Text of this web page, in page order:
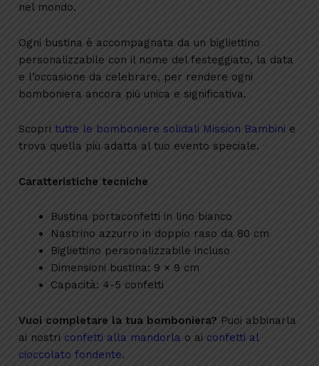
nel mondo.
Ogni bustina è accompagnata da un bigliettino
personalizzabile con il nome del festeggiato, la data
e l’occasione da celebrare, per rendere ogni
bomboniera ancora più unica e significativa.
Scopri tutte le bomboniere solidali Mission Bambini e
trova quella più adatta al tuo evento speciale.
Caratteristiche tecniche
Bustina portaconfetti in lino bianco
Nastrino azzurro in doppio raso da 80 cm
Bigliettino personalizzabile incluso
Dimensioni bustina: 9 × 9 cm
Capacità: 4-5 confetti
Vuoi completare la tua bomboniera? Puoi abbinarla
ai nostri confetti alla mandorla o ai confetti al
cioccolato fondente.